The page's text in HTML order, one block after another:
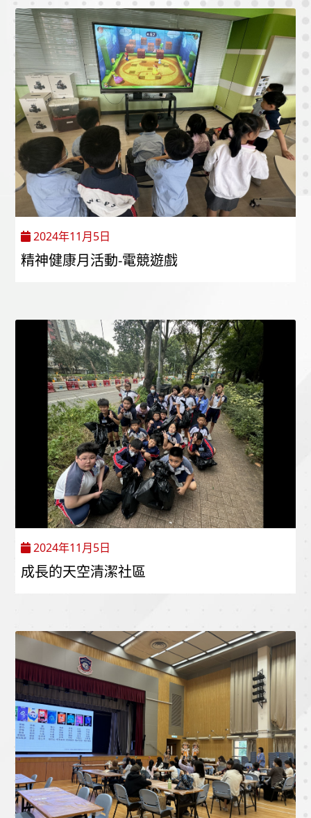
2024年11月5日
精神健康月活動-電競遊戲
2024年11月5日
成長的天空清潔社區